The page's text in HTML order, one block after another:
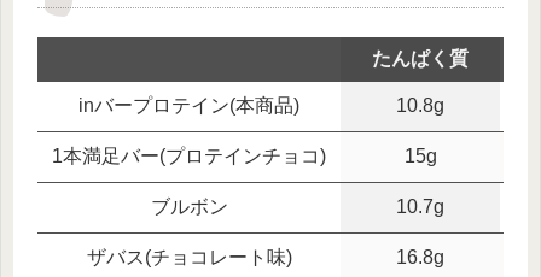
たんぱく質
inバープロテイン(本商品) 10.8g
1本満足バー(プロテインチョコ) 15g
ブルボン 10.7g
ザバス(チョコレート味) 16.8g